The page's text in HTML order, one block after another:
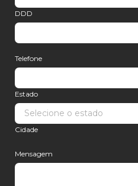
DDD
Telefone
Estado
Cidade
Mensagem